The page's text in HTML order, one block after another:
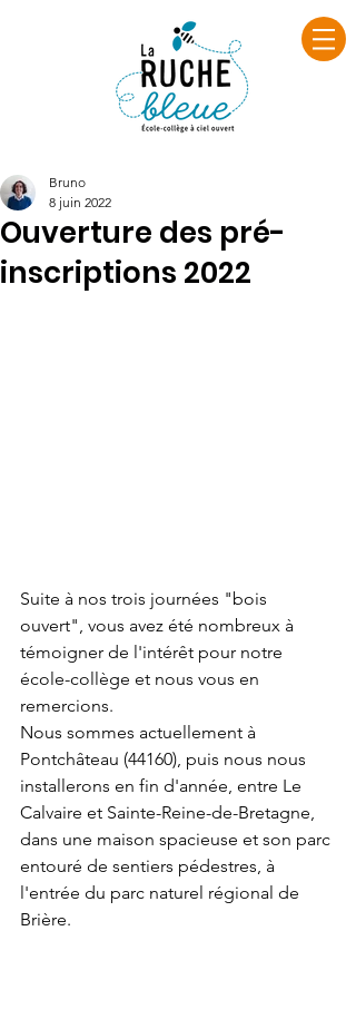
Ouverture des pré-
inscriptions 2022
Bruno
8 juin 2022
Suite à nos trois journées "bois
ouvert", vous avez été nombreux à
témoigner de l'intérêt pour notre
école-collège et nous vous en
remercions.
Nous sommes actuellement à
Pontchâteau (44160), puis nous nous
installerons en fin d'année, entre Le
Calvaire et Sainte-Reine-de-Bretagne,
dans une maison spacieuse et son parc
entouré de sentiers pédestres, à
l'entrée du parc naturel régional de
Brière.